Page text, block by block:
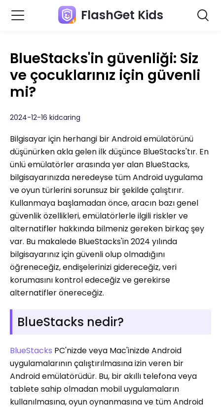
FlashGet Kids
BlueStacks'in güvenliği: Siz
ve çocuklarınız için güvenli
mi?
2024-12-16 kidcaring
Bilgisayar için herhangi bir Android emülatörünü
düşünürken akla gelen ilk düşünce BlueStacks'tır. En
ünlü emülatörler arasında yer alan BlueStacks,
bilgisayarınızda neredeyse tüm Android uygulama
ve oyun türlerini sorunsuz bir şekilde çalıştırır.
Kullanmaya başlamadan önce, aracın bazı genel
güvenlik özellikleri, emülatörlerle ilgili riskler ve
alternatifler hakkında bilmeniz gereken birkaç şey
var. Bu makalede BlueStacks'in 2024 yılında
bilgisayarınız için güvenli olup olmadığını
öğreneceğiz, endişelerinizi gidereceğiz, veri
korumasını kontrol edeceğiz ve gerekirse
alternatifler önereceğiz.
BlueStacks nedir?
BlueStacks PC'nizde veya Mac'inizde Android
uygulamalarının çalıştırılmasına izin veren bir
Android emülatörüdür. Bu, bir akıllı telefona veya
tablete sahip olmadan mobil uygulamaların
kullanılmasına, oyun oynanmasına ve tüm Android